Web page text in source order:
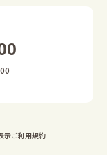
示ご利用規約